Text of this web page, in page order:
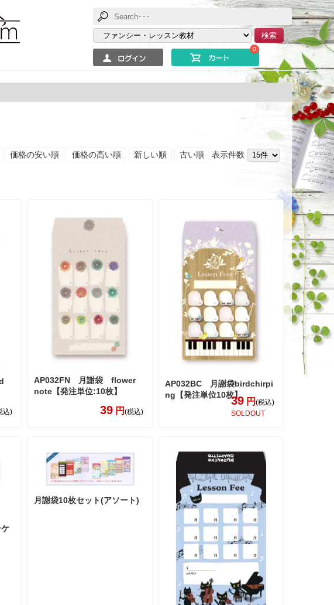
検索
0
価格の安い順 価格の高い順 新しい順 古い順 表示件数
込)
AP032FN 月謝袋 flower
note【発注単位:10枚】
39 円 (税込)
AP032BC 月謝袋birdchirpi
ng【発注単位10枚】
39 円 (税込)
SOLDOUT
月謝袋10枚セット(アソート)